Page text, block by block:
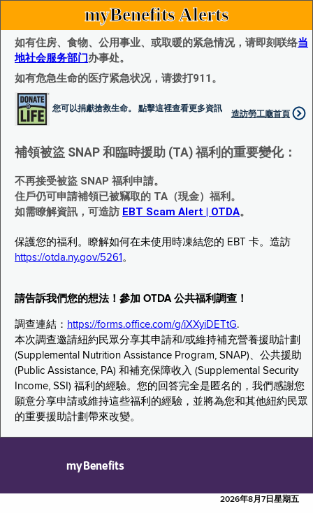
myBenefits Alerts
如有住房、食物、公用事业、或取暖的紧急情况，请即刻联络当
地社会服务部门办事处。
如有危急生命的医疗紧急状况，请拨打911。
您可以捐獻搶救生命。 點擊這裡查看更多資訊
造訪勞工廰首頁
補領被盜 SNAP 和臨時援助 (TA) 福利的重要變化：
不再接受被盜 SNAP 福利申請。
住戶仍可申請補領已被竊取的 TA（現金）福利。
如需瞭解資訊，可造訪 EBT Scam Alert | OTDA。
保護您的福利。瞭解如何在未使用時凍結您的 EBT 卡。造訪
https://otda.ny.gov/5261 。
請告訴我們您的想法！參加 OTDA 公共福利調查！
調查連結： https://forms.office.com/g/iXXyiDETtG.
本次調查邀請紐約民眾分享其申請和/或維持補充營養援助計劃
(Supplemental Nutrition Assistance Program, SNAP)、公共援助
(Public Assistance, PA) 和補充保障收入 (Supplemental Security
Income, SSI) 福利的經驗。您的回答完全是匿名的，我們感謝您
願意分享申請或維持這些福利的經驗，並將為您和其他紐約民眾
的重要援助計劃帶來改變。
myBenefits
2026年8月7日星期五